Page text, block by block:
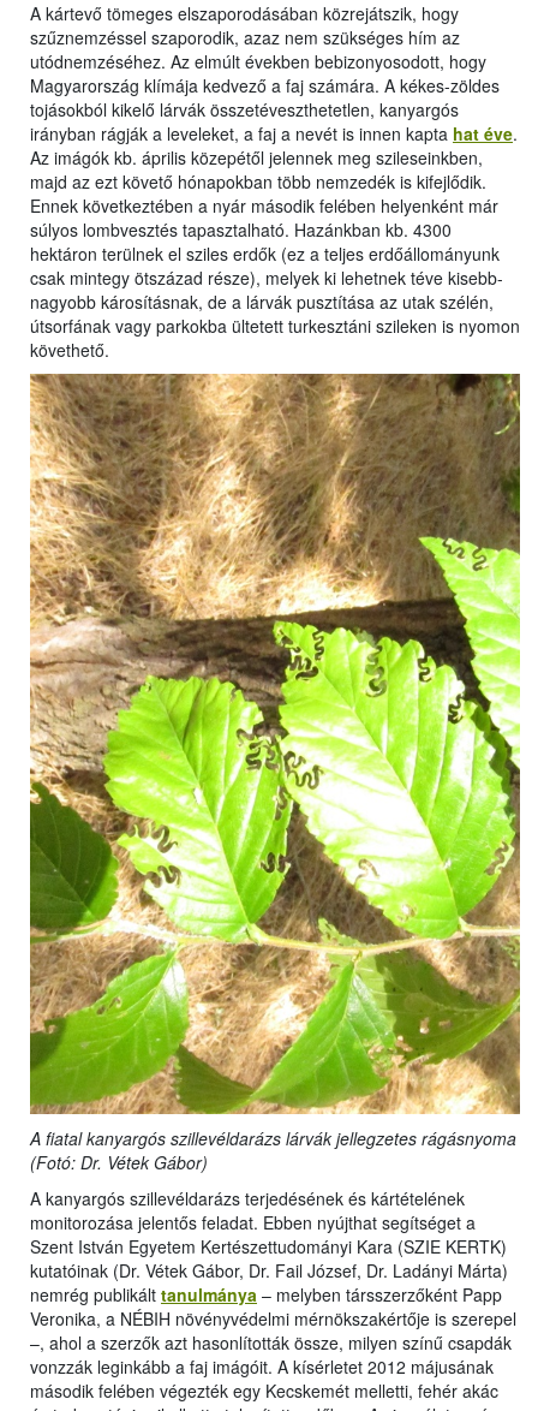
A kártevő tömeges elszaporodásában közrejátszik, hogy
szűznemzéssel szaporodik, azaz nem szükséges hím az
utódnemzéséhez. Az elmúlt években bebizonyosodott, hogy
Magyarország klímája kedvező a faj számára. A kékes-zöldes
tojásokból kikelő lárvák összetéveszthetetlen, kanyargós
irányban rágják a leveleket, a faj a nevét is innen kapta hat éve.
Az imágók kb. április közepétől jelennek meg szileseinkben,
majd az ezt követő hónapokban több nemzedék is kifejlődik.
Ennek következtében a nyár második felében helyenként már
súlyos lombvesztés tapasztalható. Hazánkban kb. 4300
hektáron terülnek el sziles erdők (ez a teljes erdőállományunk
csak mintegy ötszázad része), melyek ki lehetnek téve kisebb-
nagyobb károsításnak, de a lárvák pusztítása az utak szélén,
útsorfának vagy parkokba ültetett turkesztáni szileken is nyomon
követhető.
A fiatal kanyargós szillevéldarázs lárvák jellegzetes rágásnyoma
(Fotó: Dr. Vétek Gábor)
A kanyargós szillevéldarázs terjedésének és kártételének
monitorozása jelentős feladat. Ebben nyújthat segítséget a
Szent István Egyetem Kertészettudományi Kara (SZIE KERTK)
kutatóinak (Dr. Vétek Gábor, Dr. Fail József, Dr. Ladányi Márta)
nemrég publikált tanulmánya – melyben társszerzőként Papp
Veronika, a NÉBIH növényvédelmi mérnökszakértője is szerepel
–, ahol a szerzők azt hasonlították össze, milyen színű csapdák
vonzzák leginkább a faj imágóit. A kísérletet 2012 májusának
második felében végezték egy Kecskemét melletti, fehér akác